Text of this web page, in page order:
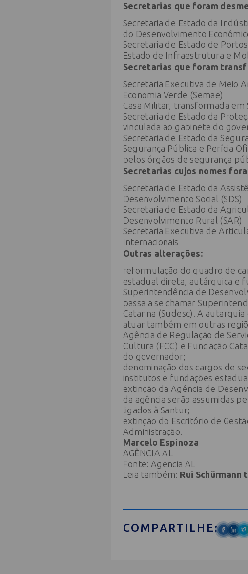
Secretarias que foram
Secretaria de Estado da
do Desenvolvimento
Secretaria de Estado de
Estado de Infraestrutura e
Secretarias que foram
Secretaria Executiva de Meio
Economia Verde (Semae)
Casa Militar, transformada em
Secretaria de Estado da
vinculada ao gabinete do
Secretaria de Estado da
Segurança Pública e Perícia
pelos órgãos de segurança
Secretarias cujos nomes
Secretaria de Estado da
Desenvolvimento Social (SDS)
Secretaria de Estado da
Desenvolvimento Rural (SAR)
Secretaria Executiva de
Internacionais
Outras alterações:
reformulação do quadro de
estadual direta, autárquica e
Superintendência de
passa a se chamar
Catarina (Sudesc). A
atuar também em outras
Agência de Regulação de
Cultura (FCC) e Fundação
do governador;
denominação dos cargos de
institutos e fundações
extinção da Agência de
da agência serão assumidas
ligados à Santur;
extinção do Escritório de
Administração.
Marcelo Espinoza
AGÊNCIA AL
Fonte:Agencia AL
Leia também: Rui Schürmann
COMPARTILHE: